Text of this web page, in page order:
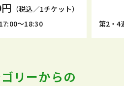
（税込／1チケット）
～18:30
第2・4
リーからの